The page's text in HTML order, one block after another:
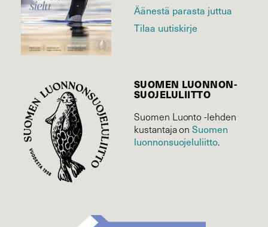
Äänestä parasta juttua
Tilaa uutiskirje
SUOMEN LUONNON­
SUOJELU­LIITTO
Suomen Luonto -lehden
kustantaja onSuomen
luonnonsuojelu­liitto.